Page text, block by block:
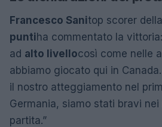
Francesco Sanitop scorer
puntiha commentato la
ad alto livellocosì come nelle
abbiamo giocato qui in
il nostro atteggiamento nel
Germania, siamo stati bravi
partita.”